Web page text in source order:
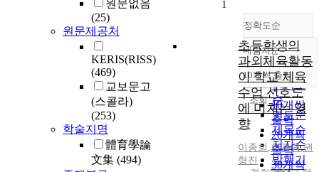
원문없음
(25)
원문제공처
KERIS(RISS)
(469)
교보문고
(스콜라)
(253)
학술지명
體育學論
文集 (494)
정확도순
정확도
순
인기도
순
연도순
제목순
저자순
발행기
내림차순
내림차순
10개씩 출력
10개씩
출력
20개씩
출력
30개씩
조회
1
초등학생의
과외체육활동
이 학교 체육
수업 선호도
에 미치는 영
향
이종희 ,한광령,권
형진